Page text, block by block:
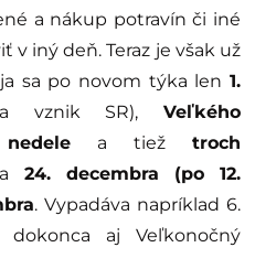
a nákup potravín či iné
v iný deň. Teraz je však už
sa po novom týka len 1.
vznik SR), Veľkého
a tiež troch
24. decembra (po 12.
. Vypadáva napríklad 6.
aj Veľkonočný